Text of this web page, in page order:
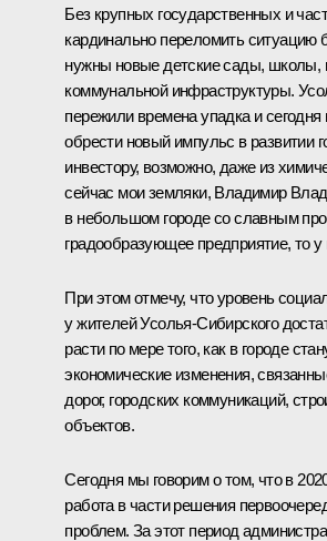
Без крупных государственных и
кардинально переломить ситуацию
нужны новые детские сады, школы,
коммунальной инфраструктуры.
пережили времена упадка и
обрести новый импульс в развитии
инвестору, возможно, даже из
сейчас мои земляки, Владимир
в небольшом городе со славным
градообразующее предприятие, то
При этом отмечу, что уровень
у жителей Усолья-Сибирского
расти по мере того, как в городе
экономические изменения,
дорог, городских коммуникаций,
объектов.
Сегодня мы говорим о том, что в
работа в части решения
проблем. За этот период